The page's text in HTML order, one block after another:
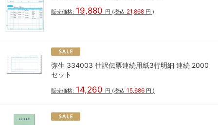
販売価格: 19,880 円 (税込 21,868 円 )
弥生 334003 仕訳伝票連続用紙3行明細 連続 2000
セット
販売価格: 14,260 円 (税込 15,686 円 )